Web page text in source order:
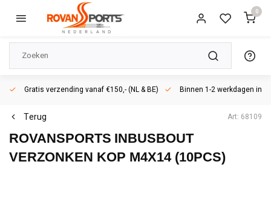
0
Gratis verzending vanaf €150,- (NL & BE) Binnen 1-2 werkdagen in
Terug Art: 68109
ROVANSPORTS INBUSBOUT
VERZONKEN KOP M4X14 (10PCS)